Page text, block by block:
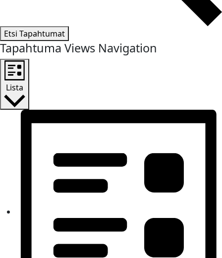
Etsi Tapahtumat
Tapahtuma Views Navigation
Lista